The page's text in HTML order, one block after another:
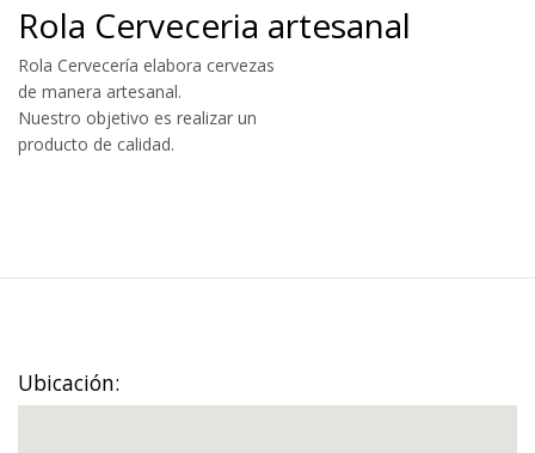
Rola Cerveceria artesanal
Rola Cervecería elabora cervezas
de manera artesanal.
Nuestro objetivo es realizar un
producto de calidad.
Ubicación: